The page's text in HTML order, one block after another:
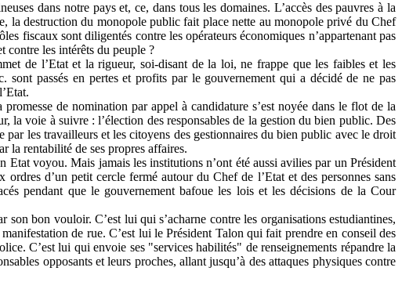
dans notre pays et, ce, dans tous les domaines. L’accès des pauvres à la
la destruction du monopole public fait place nette au monopole privé du Chef
fiscaux sont diligentés contre les opérateurs économiques n’appartenant pas
contre les intérêts du peuple ?
de l’Etat et la rigueur, soi-disant de la loi, ne frappe que les faibles et les
sont passés en pertes et profits par le gouvernement qui a décidé de ne pas
de nomination par appel à candidature s’est noyée dans le flot de la
la voie à suivre : l’élection des responsables de la gestion du bien public. Des
les travailleurs et les citoyens des gestionnaires du bien public avec le droit
la rentabilité de ses propres affaires.
voyou. Mais jamais les institutions n’ont été aussi avilies par un Président
d’un petit cercle fermé autour du Chef de l’Etat et des personnes sans
pendant que le gouvernement bafoue les lois et les décisions de la Cour
bon vouloir. C’est lui qui s’acharne contre les organisations estudiantines,
de rue. C’est lui le Président Talon qui fait prendre en conseil des
C’est lui qui envoie ses "services habilités" de renseignements répandre la
opposants et leurs proches, allant jusqu’à des attaques physiques contre